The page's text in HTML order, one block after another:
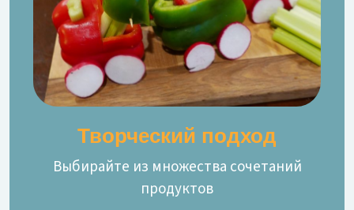
Творческий подход
Выбирайте из множества сочетаний
продуктов